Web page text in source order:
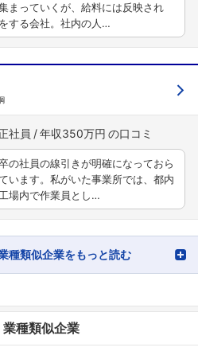
まっていくが、給料には反映され
する会社。社内の人…
社員 年収350万円
の社員の線引きが明確になっておら
います。私がいた事業所では、都内
場内で作業員とし…
種類似企業をもっと読む
種類似企業